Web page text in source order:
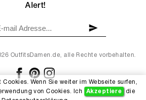
OutfitsDamen.de, alle Rechte vorbehalten.
Alert!
Cookies. Wenn Sie weiter im Webseite surfen,
von Cookies. Ich
Akzeptiere
die